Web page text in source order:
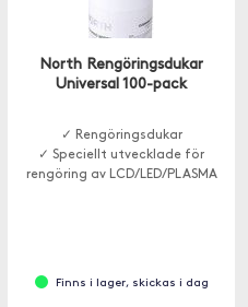
North Rengöringsdukar
Universal 100-pack
✓ Rengöringsdukar
✓ Speciellt utvecklade för
rengöring av LCD/LED/PLASMA
Finns i lager, skickas i dag